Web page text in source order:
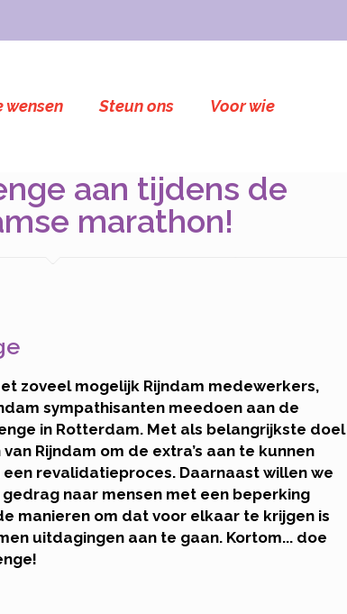
wensen Steun ons Voor wie
aan tijdens de
marathon!
zoveel mogelijk Rijndam medewerkers,
sympathisanten meedoen aan de
in Rotterdam. Met als belangrijkste doel
Rijndam om de extra’s aan te kunnen
revalidatieproces. Daarnaast willen we
naar mensen met een beperking
manieren om dat voor elkaar te krijgen is
uitdagingen aan te gaan. Kortom... doe